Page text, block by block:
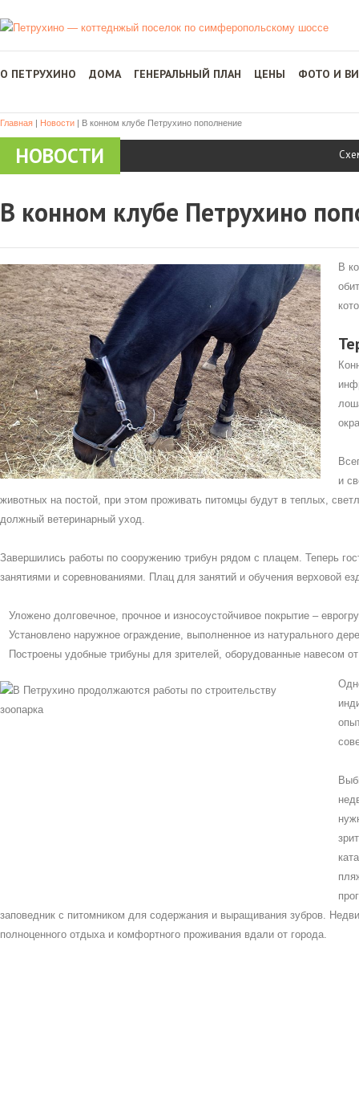
О ПЕТРУХИНО ДОМА ГЕНЕРАЛЬНЫЙ ПЛАН ЦЕНЫ ФОТО И
Главная | Новости | В конном клубе Петрухино пополнение
НОВОСТИ
В конном клубе Петрухино
В
и
животных на постой, при этом проживать питомцы будут в теплых,
должный ветеринарный уход.
Завершились работы по сооружению трибун рядом с плацем. Теперь
занятиями и соревнованиями. Плац для занятий и обучения верховой
Уложено долговечное, прочное и износоустойчивое покрытие –
Установлено наружное ограждение, выполненное из натурального
Построены удобные трибуны для зрителей, оборудованные навесом
заповедник с питомником для содержания и выращивания зубров.
полноценного отдыха и комфортного проживания вдали от города.